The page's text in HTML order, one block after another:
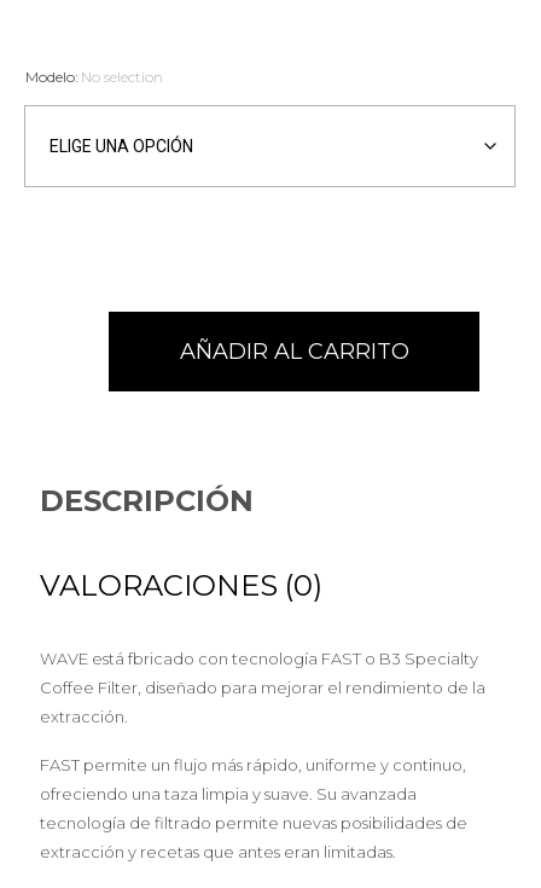
Modelo: No selection
AÑADIR AL CARRITO
DESCRIPCIÓN
VALORACIONES (0)
WAVE está fbricado con tecnología FAST o B3 Specialty
Coffee Filter, diseñado para mejorar el rendimiento de la
extracción.
FAST permite un flujo más rápido, uniforme y continuo,
ofreciendo una taza limpia y suave. Su avanzada
tecnología de filtrado permite nuevas posibilidades de
extracción y recetas que antes eran limitadas.